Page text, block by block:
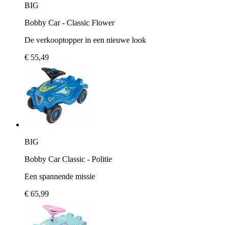
BIG
Bobby Car - Classic Flower
De verkooptopper in een nieuwe look
€ 55,49
BIG
Bobby Car Classic - Politie
Een spannende missie
€ 65,99